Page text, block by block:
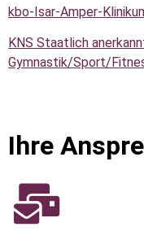
kbo-Isar-Amper-
KNS Staatlich
Gymnastik/Sport/
Ihre